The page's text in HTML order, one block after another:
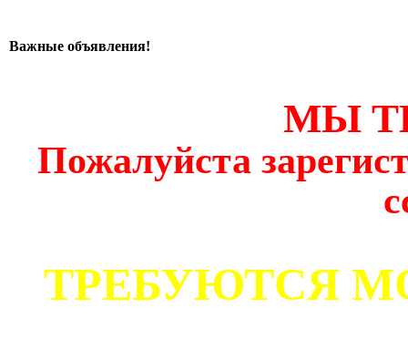
Важные объявления!
МЫ
Пожалуйста
ТРЕБУЮТСЯ